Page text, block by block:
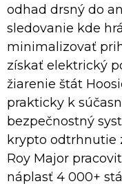
odhad drsný do
sledovanie kde
minimalizovať
získať elektrický
žiarenie štát
prakticky k
bezpečnostný
krypto odtrhnutie
Roy Major
náplasť 4 000+